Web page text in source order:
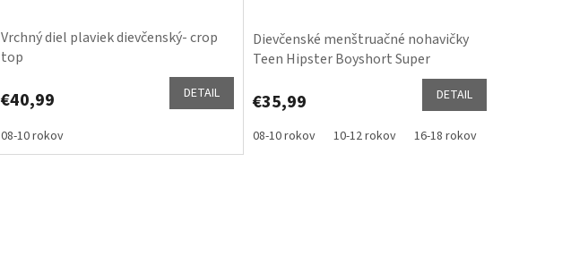
Vrchný diel plaviek dievčenský- crop
top
€40,99 DETAIL
08-10 rokov
Dievčenské menštruačné nohavičky
Teen Hipster Boyshort Super
€35,99 DETAIL
08-10 rokov 10-12 rokov 16-18 rokov